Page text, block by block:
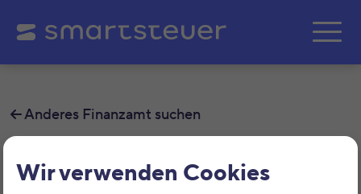
Wir verwenden Cookies
Zum Hauptinhalt
Anderes Finanzamt suchen
Finanzamt Bautzen